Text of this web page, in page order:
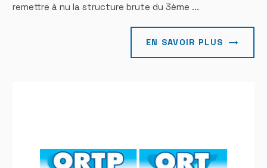
remettre à nu la structure brute du 3ème ...
EN SAVOIR PLUS